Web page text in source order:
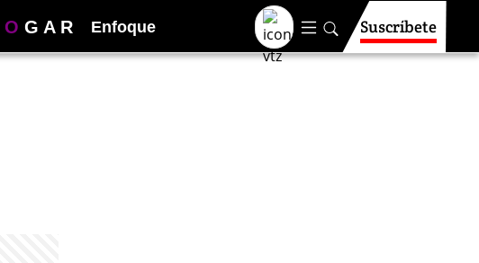
O G A R Enfoque Suscríbete